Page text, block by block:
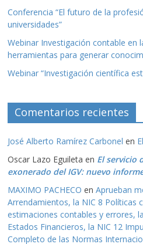
Conferencia “El futuro de la
universidades”
Webinar Investigación contable en
herramientas para generar
Webinar “Investigación científica
Comentarios recientes
José Alberto Ramírez Carbonel en
Oscar Lazo Eguileta en El servicio
exonerado del IGV: nuevo
MAXIMO PACHECO enAprueban
Arrendamientos, la NIC 8 Políticas
estimaciones contables y errores,
Estados Financieros, la NIC 12
Completo de las Normas